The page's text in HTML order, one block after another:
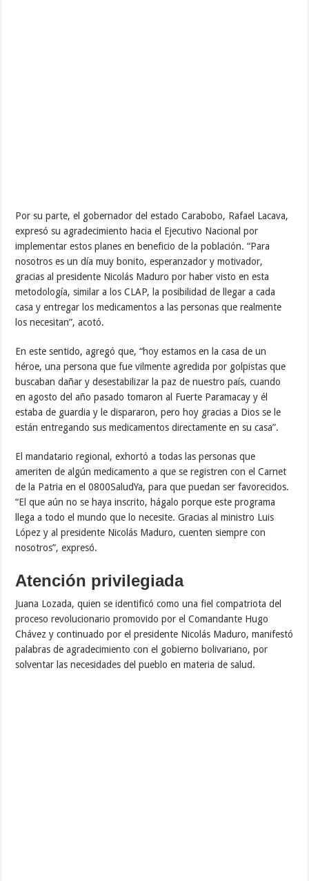
Por su parte, el gobernador del estado Carabobo, Rafael Lacava,
expresó su agradecimiento hacia el Ejecutivo Nacional por
implementar estos planes en beneficio de la población. “Para
nosotros es un día muy bonito, esperanzador y motivador,
gracias al presidente Nicolás Maduro por haber visto en esta
metodología, similar a los CLAP, la posibilidad de llegar a cada
casa y entregar los medicamentos a las personas que realmente
los necesitan”, acotó.
En este sentido, agregó que, “hoy estamos en la casa de un
héroe, una persona que fue vilmente agredida por golpistas que
buscaban dañar y desestabilizar la paz de nuestro país, cuando
en agosto del año pasado tomaron al Fuerte Paramacay y él
estaba de guardia y le dispararon, pero hoy gracias a Dios se le
están entregando sus medicamentos directamente en su casa”.
El mandatario regional, exhortó a todas las personas que
ameriten de algún medicamento a que se registren con el Carnet
de la Patria en el 0800SaludYa, para que puedan ser favorecidos.
“El que aún no se haya inscrito, hágalo porque este programa
llega a todo el mundo que lo necesite. Gracias al ministro Luis
López y al presidente Nicolás Maduro, cuenten siempre con
nosotros”, expresó.
Atención privilegiada
Juana Lozada, quien se identificó como una fiel compatriota del
proceso revolucionario promovido por el Comandante Hugo
Chávez y continuado por el presidente Nicolás Maduro, manifestó
palabras de agradecimiento con el gobierno bolivariano, por
solventar las necesidades del pueblo en materia de salud.